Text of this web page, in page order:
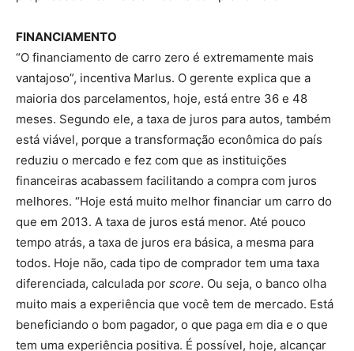
FINANCIAMENTO
“O financiamento de carro zero é extremamente mais
vantajoso”, incentiva Marlus. O gerente explica que a
maioria dos parcelamentos, hoje, está entre 36 e 48
meses. Segundo ele, a taxa de juros para autos, também
está viável, porque a transformação econômica do país
reduziu o mercado e fez com que as instituições
financeiras acabassem facilitando a compra com juros
melhores. “Hoje está muito melhor financiar um carro do
que em 2013. A taxa de juros está menor. Até pouco
tempo atrás, a taxa de juros era básica, a mesma para
todos. Hoje não, cada tipo de comprador tem uma taxa
diferenciada, calculada por score. Ou seja, o banco olha
muito mais a experiência que você tem de mercado. Está
beneficiando o bom pagador, o que paga em dia e o que
tem uma experiência positiva. É possível, hoje, alcançar